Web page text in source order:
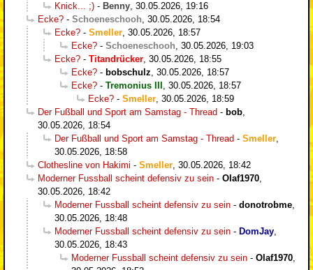
Knick... ;) - Benny, 30.05.2026, 19:16
Ecke? - Schoeneschooh, 30.05.2026, 18:54
Ecke? - Smeller, 30.05.2026, 18:57
Ecke? - Schoeneschooh, 30.05.2026, 19:03
Ecke? - Titandrücker, 30.05.2026, 18:55
Ecke? - bobschulz, 30.05.2026, 18:57
Ecke? - Tremonius III , 30.05.2026, 18:57
Ecke? - Smeller, 30.05.2026, 18:59
Der Fußball und Sport am Samstag - Thread - bob,
30.05.2026, 18:54
Der Fußball und Sport am Samstag - Thread - Smeller,
30.05.2026, 18:58
Clothesline von Hakimi - Smeller, 30.05.2026, 18:42
Moderner Fussball scheint defensiv zu sein - Olaf1970,
30.05.2026, 18:42
Moderner Fussball scheint defensiv zu sein - donotrobme,
30.05.2026, 18:48
Moderner Fussball scheint defensiv zu sein - DomJay,
30.05.2026, 18:43
Moderner Fussball scheint defensiv zu sein - Olaf1970,